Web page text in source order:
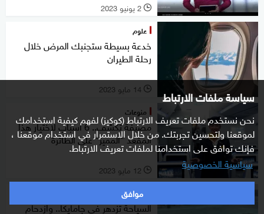
سياسة ملفات الارتباط
نحن نستخدم ملفات تعريف الارتباط (كوكيز) لفهم كيفية استخدامك
لموقعنا ولتحسين تجربتك. من خلال الاستمرار في استخدام موقعنا ،
فإنك توافق على استخدامنا لملفات تعريف الارتباط.
سياسية الخصوصية
موافق
l 2 يونيو 2023
علوم
خدعة بسيطة ستجنبك المرض خلال
رحلة الطيران
l 14 مايو 2023
منوعات
مضيفة تكشف.. 6 أسباب لاختيار هذا
المقعد "المميز" على الطائرة
l 12 مايو 2023
اقتصاد
السياحة تزدهر في جامايكا.. وازدحام